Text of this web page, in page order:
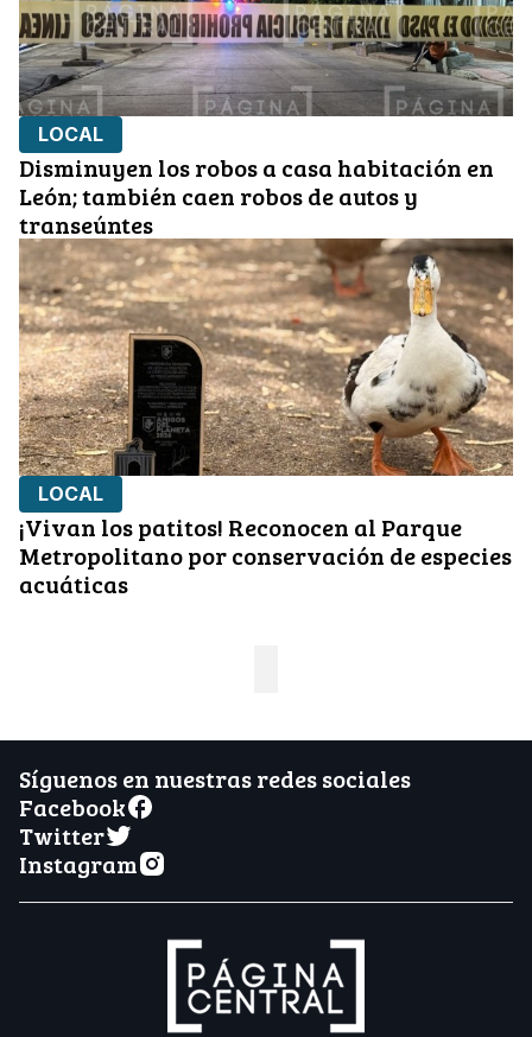
LOCAL
Disminuyen los robos a casa habitación en
León; también caen robos de autos y
transeúntes
LOCAL
¡Vivan los patitos! Reconocen al Parque
Metropolitano por conservación de especies
acuáticas
Síguenos en nuestras redes sociales
Facebook
Twitter
Instagram